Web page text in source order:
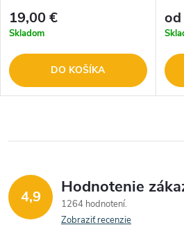
19,00 €
Skladom
DO KOŠÍKA
4,9 Hodnotenie
1264 hodnotení
Zobraziť recenzie